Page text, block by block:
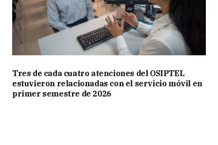
Tres de cada cuatro atenciones del OSIPTEL
estuvieron relacionadas con el servicio móvil en
primer semestre de 2026